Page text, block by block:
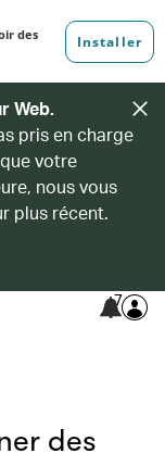
Web.
pris en charge
votre
nous vous
plus récent.
7
des